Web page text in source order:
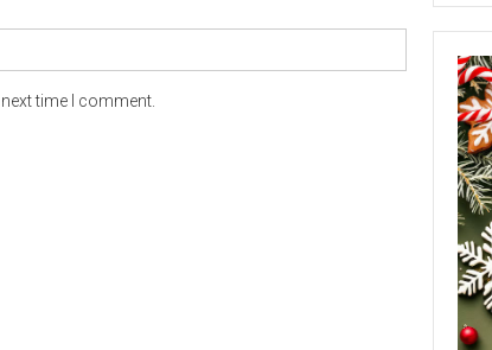
time I comment.